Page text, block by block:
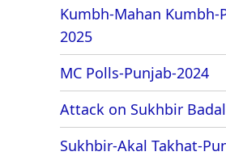
Kumbh-Mahan Kumbh-
2025
MC Polls-Punjab-2024
Attack on Sukhbir
Sukhbir-Akal Takhat-